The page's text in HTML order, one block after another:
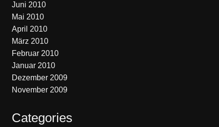
Juni 2010
Mai 2010
April 2010
März 2010
Februar 2010
Januar 2010
Dezember 2009
November 2009
Categories